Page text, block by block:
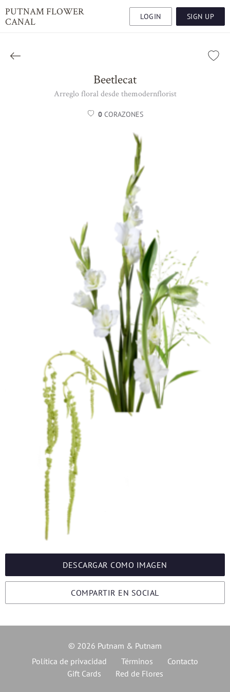
PUTNAM FLOWER
CANAL
LOGIN SIGN UP
Beetlecat
Arreglo floral desde themodernflorist
0CORAZONES
DESCARGAR COMO IMAGEN
COMPARTIR EN SOCIAL
© 2026 Putnam & Putnam
Política de privacidad
Términos
Contacto
Gift Cards
Red de Flores